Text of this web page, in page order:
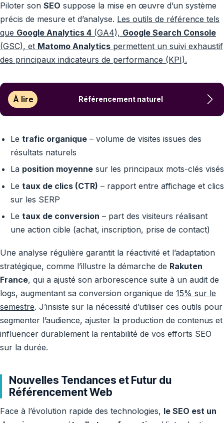
Piloter son SEO suppose la mise en œuvre d’un système
précis de mesure et d’analyse. Les outils de référence tels
que Google Analytics 4 (GA4), Google Search Console
(GSC), et Matomo Analytics permettent un suivi exhaustif
des principaux indicateurs de performance (KPI).
À lire Référencement naturel
Le trafic organique– volume de visites issues des
résultats naturels
La position moyennesur les principaux mots-clés visés
Le taux de clics (CTR) – rapport entre affichage et clics
sur les SERP
Le taux de conversion – part des visiteurs réalisant
une action cible (achat, inscription, prise de contact)
Une analyse régulière garantit la réactivité et l’adaptation
stratégique, comme l’illustre la démarche de Rakuten
France, qui a ajusté son arborescence suite à un audit de
logs, augmentant sa conversion organique de 15% sur le
semestre. J’insiste sur la nécessité d’utiliser ces outils pour
segmenter l’audience, ajuster la production de contenus et
influencer durablement la rentabilité de vos efforts SEO
sur la durée.
Nouvelles Tendances et Futur du
Référencement Web
Face à l’évolution rapide des technologies, le SEO est un